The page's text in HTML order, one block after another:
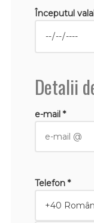
Începutul
Detalii
e-mail *
Telefon *